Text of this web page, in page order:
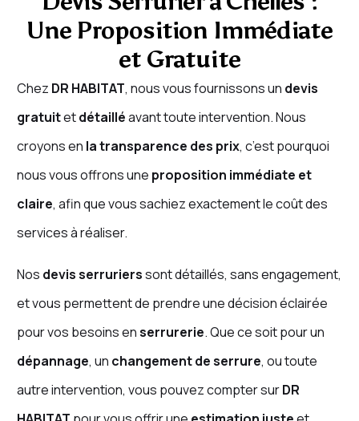
Une Proposition Immédiate
et Gratuite
Chez DR HABITAT, nous vous fournissons un devis
gratuitetdétailléavant toute intervention. Nous
croyons en la transparence des prix, c’est pourquoi
nous vous offrons une proposition immédiate et
claire, afin que vous sachiez exactement le coût des
services à réaliser.
Nos devis serrurierssont détaillés, sans engagement,
et vous permettent de prendre une décision éclairée
pour vos besoins enserrurerie. Que ce soit pour un
dépannage, un changement de serrure, ou toute
autre intervention, vous pouvez compter surDR